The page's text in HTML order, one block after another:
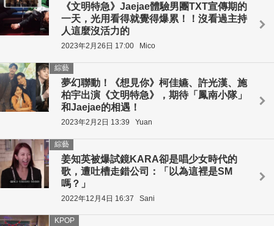
《文明特急》Jaejae體驗男團TXT宣傳期的
一天，光用看得就覺得爆累！！沒看過主持
人這麼沒活力的
2023年2月26日 17:00 Mico
夢幻聯動！《想見你》柯佳嬿、許光漢、施
柏宇出演《文明特急》，期待「鳳南小隊」
和Jaejae的相遇！
綜藝
2023年2月2日 13:39 Yuan
姜知英被爆試鏡KARA卻是唱少女時代的
歌，遭吐槽走錯公司：「以為這裡是SM
嗎？」
綜藝
2022年12月4日 16:37 Sani
KPOP